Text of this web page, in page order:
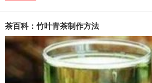
茶百科：竹叶青茶制作方法